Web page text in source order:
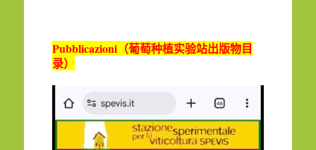
Pubblicazioni（葡萄种植实验站出版物目
录）